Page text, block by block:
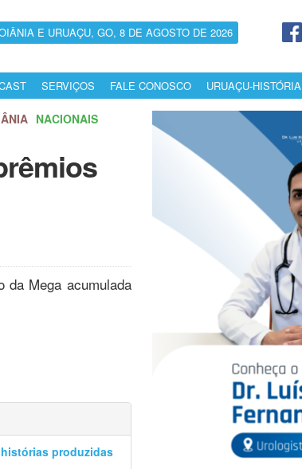
E URUAÇU, GO, 8 DE AGOSTO DE 2026
SERVIÇOS FALE CONOSCO URUAÇU-HISTÓRIA
NACIONAIS
da Mega acumulada
produzidas